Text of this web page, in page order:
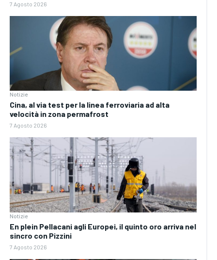
7 Agosto 2026
Notizie
Cina, al via test per la linea ferroviaria ad alta
velocità in zona permafrost
7 Agosto 2026
Notizie
En plein Pellacani agli Europei, il quinto oro arriva nel
sincro con Pizzini
7 Agosto 2026